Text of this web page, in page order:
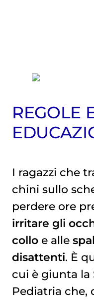
REGOLE
I ragazzi che
chini sullo
perdere ore
irritare gli
colloe alle
disattenti. È
cui è giunta la
Pediatria che,